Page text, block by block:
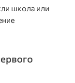
школа или